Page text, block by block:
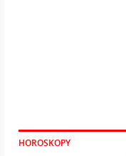
HOROSKOPY